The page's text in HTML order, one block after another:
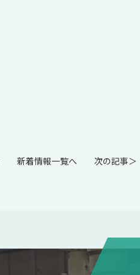
新着情報一覧へ 次の記事＞